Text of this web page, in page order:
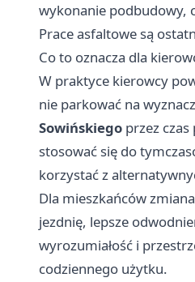
wykonanie podbudowy,
Prace asfaltowe są
Co to oznacza dla
W praktyce kierowcy
nie parkować na
Sowińskiego przez
stosować się do
korzystać z
Dla mieszkańców
jezdnię, lepsze
wyrozumiałość i
codziennego użytku.